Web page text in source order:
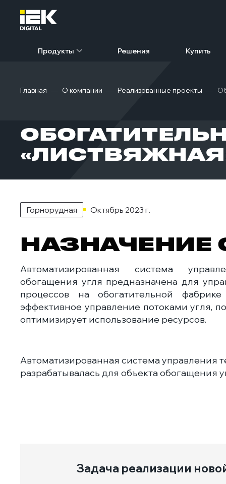
Продукты Решения Купить
Главная О компании Реализованные проекты
Горнорудная Октябрь 2023 г.
НАЗНАЧЕНИЕ
Автоматизированная система
обогащения угля предназначена для
процессов на обогатительной
эффективное управление потоками угля,
оптимизирует использование ресурсов.
Автоматизированная система управления
разрабатывалась для объекта обогащения
Задача реализации